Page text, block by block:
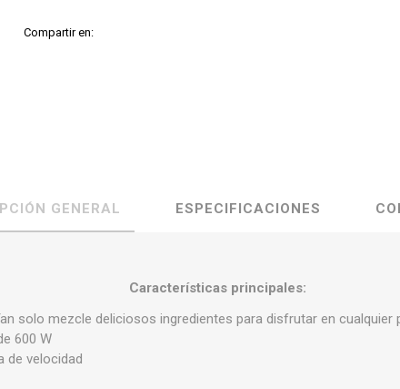
Compartir en:
GENERAL ESPECIFICACIONES
Características principales:
solo mezcle deliciosos ingredientes para disfrutar en cualquier
600 W
de velocidad